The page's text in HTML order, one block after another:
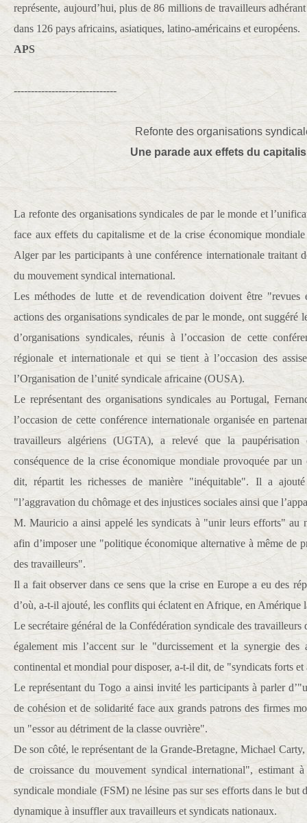
représente, aujourd’hui, plus de 86 millions de travailleurs
dans 126 pays africains, asiatiques, latino-américains et européens.
APS
------------------------------
Refonte des organisations
Une parade aux effets du
La refonte des organisations syndicales de par le monde et
face aux effets du capitalisme et de la crise économique
Alger par les participants à une conférence internationale traitant
du mouvement syndical international.
Les méthodes de lutte et de revendication doivent être "revues
actions des organisations syndicales de par le monde, ont suggéré
d’organisations syndicales, réunis à l’occasion de cette
régionale et internationale et qui se tient à l’occasion des
l’Organisation de l’unité syndicale africaine (OUSA).
Le représentant des organisations syndicales au Portugal,
l’occasion de cette conférence internationale organisée en
travailleurs algériens (UGTA), a relevé que la
conséquence de la crise économique mondiale provoquée par
dit, répartit les richesses de manière "inéquitable". Il a
"l’aggravation du chômage et des injustices sociales ainsi que
M. Mauricio a ainsi appelé les syndicats à "unir leurs efforts" au
afin d’imposer une "politique économique alternative à même de
des travailleurs".
Il a fait observer dans ce sens que la crise en Europe a eu des
d’où, a-t-il ajouté, les conflits qui éclatent en Afrique, en Amérique
Le secrétaire général de la Confédération syndicale des
également mis l’accent sur le "durcissement et la synergie des
continental et mondial pour disposer, a-t-il dit, de "syndicats forts et
Le représentant du Togo a ainsi invité les participants à parler
de cohésion et de solidarité face aux grands patrons des firmes
un "essor au détriment de la classe ouvrière".
De son côté, le représentant de la Grande-Bretagne, Michael
de croissance du mouvement syndical international", estimant
syndicale mondiale (FSM) ne lésine pas sur ses efforts dans le but
dynamique à insuffler aux travailleurs et syndicats nationaux.